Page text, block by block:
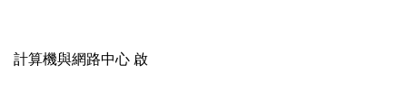
計算機與網路中心 啟